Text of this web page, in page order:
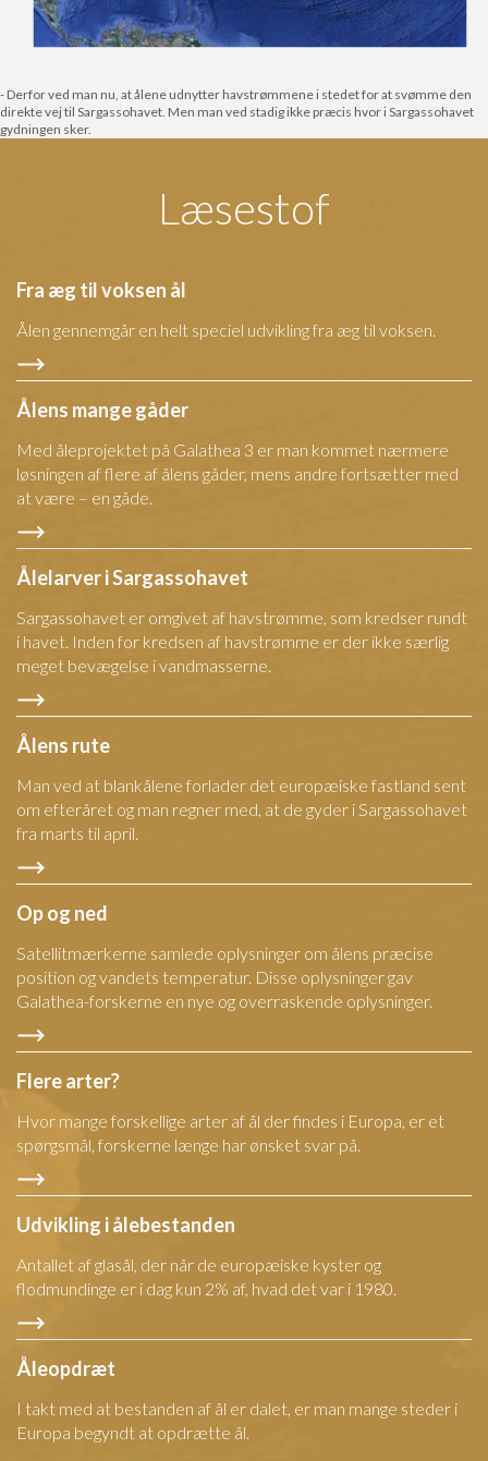
- Derfor ved man nu, at ålene udnytter havstrømmene i stedet for at svømme den
direkte vej til Sargassohavet. Men man ved stadig ikke præcis hvor i Sargassohavet
gydningen sker.
Læsestof
Fra æg til voksen ål
Ålen gennemgår en helt speciel udvikling fra æg til voksen.
Ålens mange gåder
Med åleprojektet på Galathea 3 er man kommet nærmere
løsningen af flere af ålens gåder, mens andre fortsætter med
at være – en gåde.
Ålelarver i Sargassohavet
Sargassohavet er omgivet af havstrømme, som kredser rundt
i havet. Inden for kredsen af havstrømme er der ikke særlig
meget bevægelse i vandmasserne.
Ålens rute
Man ved at blankålene forlader det europæiske fastland sent
om efteråret og man regner med, at de gyder i Sargassohavet
fra marts til april.
Op og ned
Satellitmærkerne samlede oplysninger om ålens præcise
position og vandets temperatur. Disse oplysninger gav
Galathea-forskerne en nye og overraskende oplysninger.
Flere arter?
Hvor mange forskellige arter af ål der findes i Europa, er et
spørgsmål, forskerne længe har ønsket svar på.
Udvikling i ålebestanden
Antallet af glasål, der når de europæiske kyster og
flodmundinge er i dag kun 2% af, hvad det var i 1980.
Åleopdræt
I takt med at bestanden af ål er dalet, er man mange steder i
Europa begyndt at opdrætte ål.